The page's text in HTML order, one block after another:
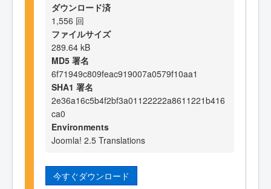
ダウンロード済
1,556 回
ファイルサイズ
289.64 kB
MD5 署名
6f71949c809feac919007a0579f10aa1
SHA1 署名
2e36a16c5b4f2bf3a01122222a8611221b416
ca0
Environments
Joomla! 2.5 Translations
今すぐダウンロード